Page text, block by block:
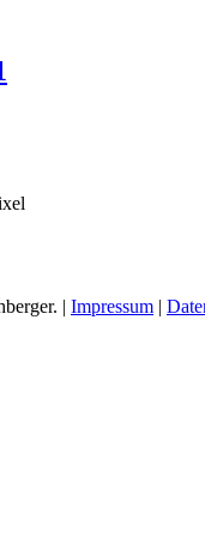
| Impressum |